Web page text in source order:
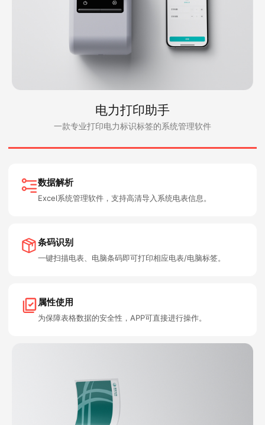
电力打印助手
一款专业打印电力标识标签的系统管理软件
数据解析
Excel系统管理软件，支持高清导入系统电表信息。
条码识别
一键扫描电表、电脑条码即可打印相应电表/电脑标签。
属性使用
为保障表格数据的安全性，APP可直接进行操作。